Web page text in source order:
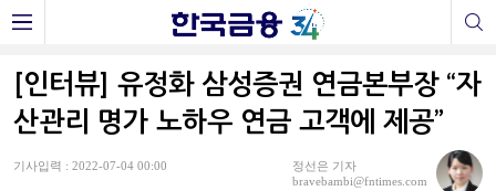
[인터뷰] 유정화 삼성증권 연금본부장 “자
산관리 명가 노하우 연금 고객에 제공”
기사입력 : 2022-07-04 00:00
정선은 기자
bravebambi@fntimes.com